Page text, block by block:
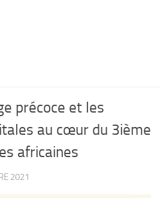
précoce et les
au cœur du 3ième
africaines
2021